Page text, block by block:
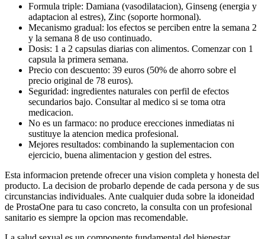
Formula triple: Damiana (vasodilatacion), Ginseng (energia y
adaptacion al estres), Zinc (soporte hormonal).
Mecanismo gradual: los efectos se perciben entre la semana 2
y la semana 8 de uso continuado.
Dosis: 1 a 2 capsulas diarias con alimentos. Comenzar con 1
capsula la primera semana.
Precio con descuento: 39 euros (50% de ahorro sobre el
precio original de 78 euros).
Seguridad: ingredientes naturales con perfil de efectos
secundarios bajo. Consultar al medico si se toma otra
medicacion.
No es un farmaco: no produce erecciones inmediatas ni
sustituye la atencion medica profesional.
Mejores resultados: combinando la suplementacion con
ejercicio, buena alimentacion y gestion del estres.
Esta informacion pretende ofrecer una vision completa y honesta del
producto. La decision de probarlo depende de cada persona y de sus
circunstancias individuales. Ante cualquier duda sobre la idoneidad
de ProstaOne para tu caso concreto, la consulta con un profesional
sanitario es siempre la opcion mas recomendable.